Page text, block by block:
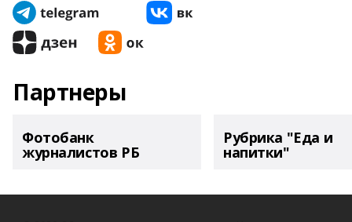
Партнеры
Фотобанк
журналистов РБ
Рубрика "Еда и
напитки"